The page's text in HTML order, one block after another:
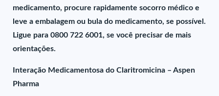
medicamento, procure rapidamente socorro médico e
leve a embalagem ou bula do medicamento, se possível.
Ligue para 0800 722 6001, se você precisar de mais
orientações.
Interação Medicamentosa do Claritromicina – Aspen
Pharma